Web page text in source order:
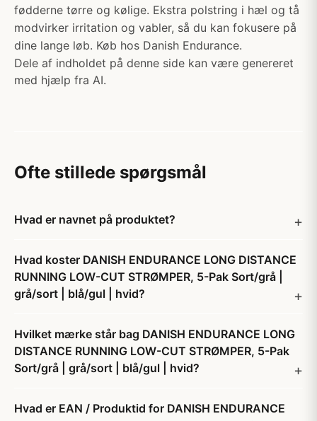
fødderne tørre og kølige. Ekstra polstring i hæl og tå
modvirker irritation og vabler, så du kan fokusere på
dine lange løb. Køb hos Danish Endurance.
Dele af indholdet på denne side kan være genereret
med hjælp fra AI.
Ofte stillede spørgsmål
Hvad er navnet på produktet?
Hvad koster DANISH ENDURANCE LONG DISTANCE
RUNNING LOW-CUT STRØMPER, 5-Pak Sort/grå |
grå/sort | blå/gul | hvid?
Hvilket mærke står bag DANISH ENDURANCE LONG
DISTANCE RUNNING LOW-CUT STRØMPER, 5-Pak
Sort/grå | grå/sort | blå/gul | hvid?
Hvad er EAN / Produktid for DANISH ENDURANCE